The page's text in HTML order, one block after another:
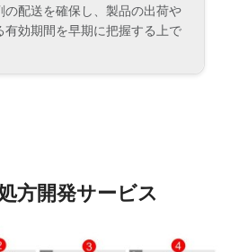
配送を確保し、製品の出荷や
効期間を早期に把握する上で
方開発サービス